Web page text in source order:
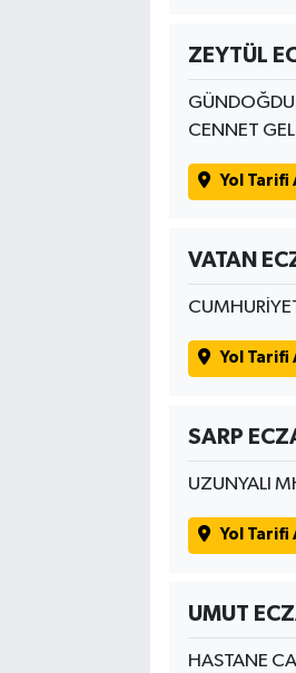
ZEYTÜL
CENNET
Yol Tarifi
VATAN
Yol Tarifi
SARP
UZUNYALI
Yol Tarifi
UMUT
HASTANE